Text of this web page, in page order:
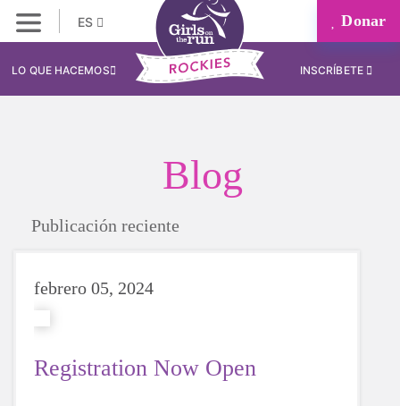
ES Donar
LO QUE HACEMOS INSCRÍBETE
Blog
Publicación reciente
febrero 05, 2024
Registration Now Open